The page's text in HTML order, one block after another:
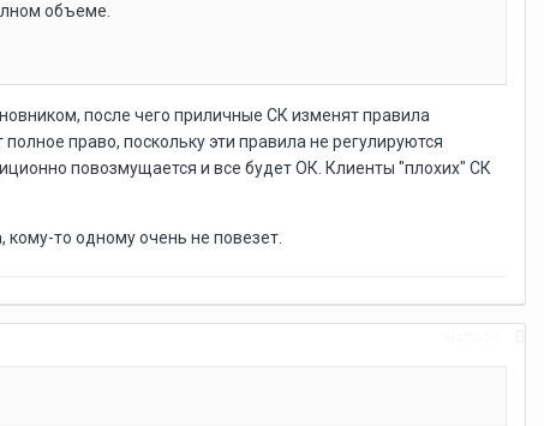
объеме.
после чего приличные СК изменят правила
право, поскольку эти правила не регулируются
повозмущается и все будет ОК. Клиенты "плохих" СК
кому-то одному очень не повезет.